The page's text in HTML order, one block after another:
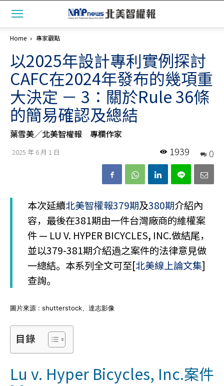
Home 專家觀點
以2025年設計專利實例探討
CAFC在2024年發布的幾項重
大決定 － 3：關於Rule 36條
的簡易確認及總結
葉雪美╱北美智權報 專欄作家
2025 年 6 月 1 日 0
1939
本次延續北美智權報379期及380期介紹內
容，最後在381期由一件台灣廠商的維權案
件 — LU V. HYPER BICYCLES, INC.做結尾，
並以379-381期介紹過之案件的法律意見做
一總結。本系列全文可至[北美線上論文集]
查詢。
圖片來源 : shutterstock、達志影像
目錄
Lu v. Hyper Bicycles, Inc.案件